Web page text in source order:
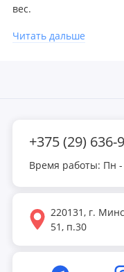
вес.
Кроме того, что
материала и
Вес грифа составляет
покрытие, благодаря
весе, снаряд удобно
Читать дальше
+375 (29) 636-
Время работы: Пн -
220131, г.
51, п.30